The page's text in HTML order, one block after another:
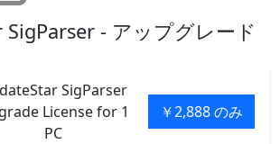
SigParser - アップグレード
SigParser
License for 1
PC
￥2,888 のみ